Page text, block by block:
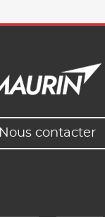
Nous contacter